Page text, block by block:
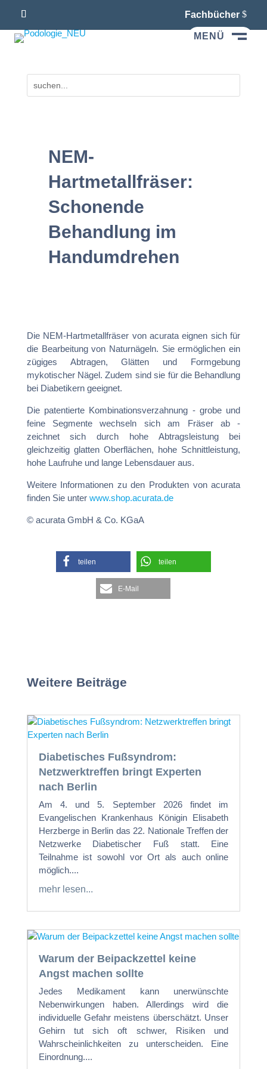
Fachbücher
MENÜ
NEM-
Hartmetallfräser:
Schonende
Behandlung im
Handumdrehen
Die NEM-Hartmetallfräser von acurata eignen sich für
die Bearbeitung von Naturnägeln. Sie ermöglichen ein
zügiges Abtragen, Glätten und Formgebung
mykotischer Nägel. Zudem sind sie für die Behandlung
bei Diabetikern geeignet.
Die patentierte Kombinationsverzahnung - grobe und
feine Segmente wechseln sich am Fräser ab -
zeichnet sich durch hohe Abtragsleistung bei
gleichzeitig glatten Oberflächen, hohe Schnittleistung,
hohe Laufruhe und lange Lebensdauer aus.
Weitere Informationen zu den Produkten von acurata
finden Sie unter www.shop.acurata.de
© acurata GmbH & Co. KGaA
teilen teilen
E-Mail
Weitere Beiträge
Diabetisches Fußsyndrom:
Netzwerktreffen bringt Experten
nach Berlin
Am 4. und 5. September 2026 findet im
Evangelischen Krankenhaus Königin Elisabeth
Herzberge in Berlin das 22. Nationale Treffen der
Netzwerke Diabetischer Fuß statt. Eine
Teilnahme ist sowohl vor Ort als auch online
möglich....
mehr lesen...
Warum der Beipackzettel keine
Angst machen sollte
Jedes Medikament kann unerwünschte
Nebenwirkungen haben. Allerdings wird die
individuelle Gefahr meistens überschätzt. Unser
Gehirn tut sich oft schwer, Risiken und
Wahrscheinlichkeiten zu unterscheiden. Eine
Einordnung....